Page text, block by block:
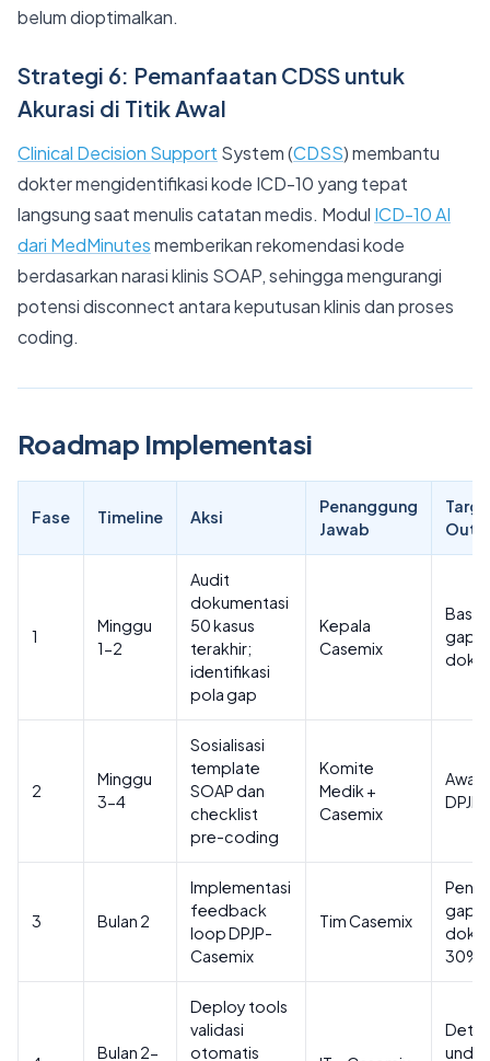
belum dioptimalkan.
Strategi 6: Pemanfaatan CDSS untuk
Akurasi di Titik Awal
Clinical Decision Support System (CDSS) membantu
dokter mengidentifikasi kode ICD-10 yang tepat
langsung saat menulis catatan medis. Modul ICD-10 AI
dari MedMinutesmemberikan rekomendasi kode
berdasarkan narasi klinis SOAP, sehingga mengurangi
potensi disconnect antara keputusan klinis dan proses
coding.
Roadmap Implementasi
Fase Timeline Aksi
Penanggung
Jawab
1
Minggu
1-2
Audit
dokumentasi
50 kasus
terakhir;
identifikasi
pola gap
Kepala
Casemix
gap
2
Minggu
3-4
Sosialisasi
template
SOAP dan
checklist
pre-coding
Komite
Medik +
Casemix
DPJP
3 Bulan 2
Implementasi
feedback
loop DPJP-
Casemix
Tim Casemix
gap
30%
Bulan 2-
Deploy tools
validasi
otomatis